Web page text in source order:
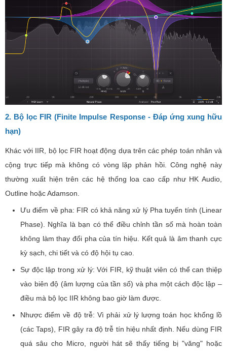
2. Bộ lọc FIR (Finite Impulse Response - Đáp ứng xung hữu
hạn)
Khác với IIR, bộ lọc FIR hoạt động dựa trên các phép toán nhân và
cộng trực tiếp mà không có vòng lặp phản hồi. Công nghệ này
thường xuất hiện trên các hệ thống loa cao cấp như HK Audio,
Outline hoặc Adamson.
Ưu điểm về pha: FIR có khả năng xử lý Pha tuyến tính (Linear
Phase). Nghĩa là bạn có thể điều chỉnh tần số mà hoàn toàn
không làm thay đổi pha của tín hiệu. Kết quả là âm thanh cực
kỳ sạch, chi tiết và có độ hội tụ cao.
Sự độc lập trong xử lý: Với FIR, kỹ thuật viên có thể can thiệp
vào biên độ (âm lượng của tần số) và pha một cách độc lập –
điều mà bộ lọc IIR không bao giờ làm được.
Nhược điểm về độ trễ: Vì phải xử lý lượng toán học khổng lồ
(các Taps), FIR gây ra độ trễ tín hiệu nhất định. Nếu dùng FIR
quá sâu cho Micro, người hát sẽ thấy tiếng bị "văng" hoặc